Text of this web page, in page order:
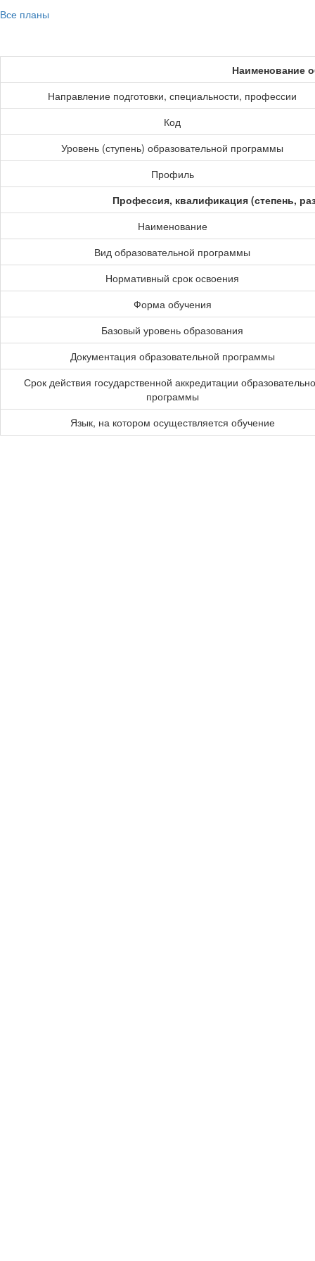
Все планы
Наименование
Направление подготовки, специальности, профессии
Код
Уровень (ступень) образовательной программы
Профиль
Профессия, квалификация (степень,
Наименование
Вид образовательной программы
Нормативный срок освоения
Форма обучения
Базовый уровень образования
Документация образовательной программы
Срок действия государственной аккредитации
программы
Язык, на котором осуществляется обучение